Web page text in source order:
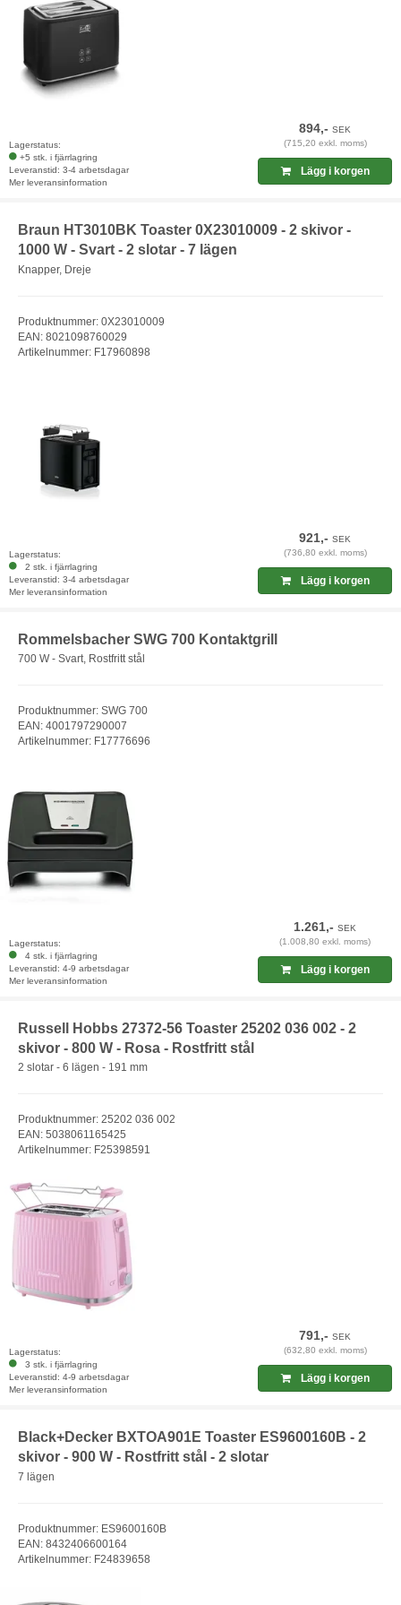
Lagerstatus:
+5 stk. i fjärrlagring
Leveranstid: 3-4 arbetsdagar
Mer leveransinformation
894,-SEK
(715,20 exkl. moms)
Lägg i korgen
Braun HT3010BK Toaster 0X23010009 - 2 skivor -
1000 W - Svart - 2 slotar - 7 lägen
Knapper, Dreje
Produktnummer: 0X23010009
EAN: 8021098760029
Artikelnummer: F17960898
Lagerstatus:
2 stk. i fjärrlagring
Leveranstid: 3-4 arbetsdagar
Mer leveransinformation
921,-SEK
(736,80 exkl. moms)
Lägg i korgen
Rommelsbacher SWG 700 Kontaktgrill
700 W - Svart, Rostfritt stål
Produktnummer: SWG 700
EAN: 4001797290007
Artikelnummer: F17776696
Lagerstatus:
4 stk. i fjärrlagring
Leveranstid: 4-9 arbetsdagar
Mer leveransinformation
1.261,-SEK
(1.008,80 exkl. moms)
Lägg i korgen
Russell Hobbs 27372-56 Toaster 25202 036 002 - 2
skivor - 800 W - Rosa - Rostfritt stål
2 slotar - 6 lägen - 191 mm
Produktnummer: 25202 036 002
EAN: 5038061165425
Artikelnummer: F25398591
Lagerstatus:
3 stk. i fjärrlagring
Leveranstid: 4-9 arbetsdagar
Mer leveransinformation
791,-SEK
(632,80 exkl. moms)
Lägg i korgen
Black+Decker BXTOA901E Toaster ES9600160B - 2
skivor - 900 W - Rostfritt stål - 2 slotar
7 lägen
Produktnummer: ES9600160B
EAN: 8432406600164
Artikelnummer: F24839658